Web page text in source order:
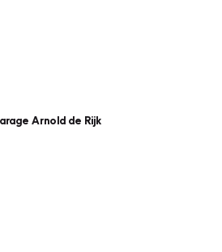
Arnold de Rijk